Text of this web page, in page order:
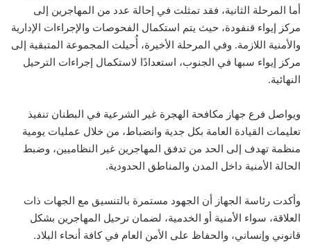
أما المرحلة الثانية، فقد تمثلت في إحالة عدد من المهاجرين إلى
مركز إيواء قنفودة، حيث يتم استكمال الفحوصات والإجراءات الإدارية
والأمنية اللازمة. وفي المرحلة الأخيرة، أُحيلت المجموعة المتبقية إلى
مركز إيواء سبها في الجنوب، استعدادًا لاستكمال إجراءات الترحيل
النهائية.
ويواصل فرع جهاز مكافحة الهجرة غير الشرعية في البطنان تنفيذ
تعليمات القيادة العامة بكل جدية وانضباط، من خلال عمليات يومية
منظمة تهدف إلى الحد من تدفق المهاجرين غير النظاميين، وضبط
الحالة الأمنية داخل المدن والمناطق الحدودية.
وأكدت رئاسة الجهاز أن الجهود مستمرة بالتنسيق مع الجهات ذات
العلاقة، سواء الأمنية أو الخدمية، لضمان ترحيل المهاجرين بشكل
قانوني وإنساني، والحفاظ على الأمن العام في كافة أنحاء البلاد.